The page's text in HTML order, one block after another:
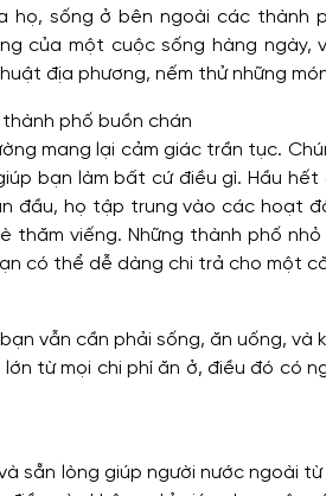
họ, sống ở bên ngoài các thành
của một cuộc sống hàng ngày,
địa phương, nếm thử những
phố buồn chán
mang lại cảm giác trần tục.
bạn làm bất cứ điều gì. Hầu
đầu, họ tập trung vào các hoạt
thăm viếng. Những thành phố
có thể dễ dàng chi trả cho một
vẫn cần phải sống, ăn uống,
từ mọi chi phí ăn ở, điều đó có
sẵn lòng giúp người nước ngoài